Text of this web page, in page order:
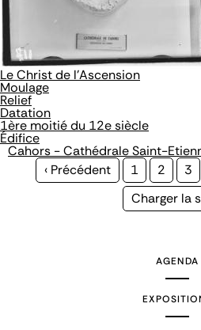
Le Christ de l'Ascension
Moulage
Relief
Datation
1ère moitié du 12e siècle
Édifice
Cahors - Cathédrale Saint-
Page
‹ Précédent Page
1 Page
2 3
Page
Charger la
AGENDA